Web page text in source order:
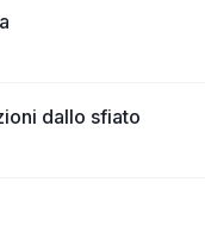
dallo sfiato